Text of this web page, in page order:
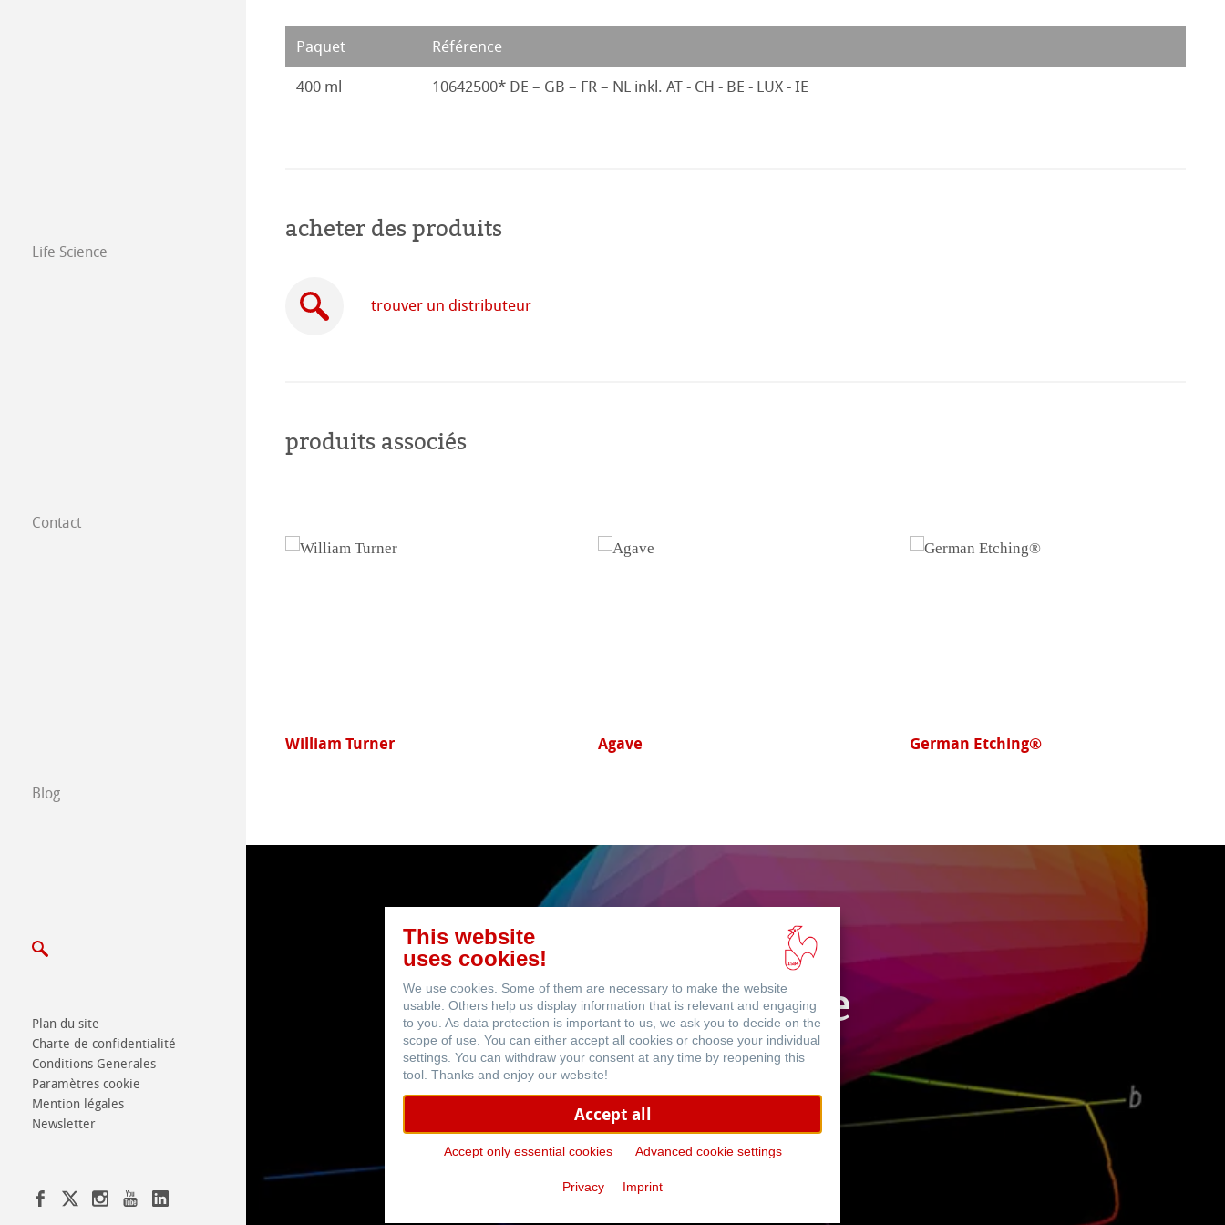
Life Science
Contact
Blog
Plan du site
Charte de confidentialité
Conditions Generales
Paramètres cookie
Mention légales
Newsletter
Paquet Référence
400 ml 10642500* DE – GB – FR – NL inkl. AT - CH - BE - LUX - IE
acheter des produits
trouver un distributeur
produits associés
Agave German Etching® Photo Glossy 260
ICC Profile
This website
uses cookies!
We use cookies. Some of them are necessary to make the website
usable. Others help us display information that is relevant and engaging
to you. As data protection is important to us, we ask you to decide on the
scope of use. You can either accept all cookies or choose your individual
settings. You can withdraw your consent at any time by reopening this
tool. Thanks and enjoy our website!
Accept all
Accept only essential cookies Advanced cookie settings
Privacy Imprint